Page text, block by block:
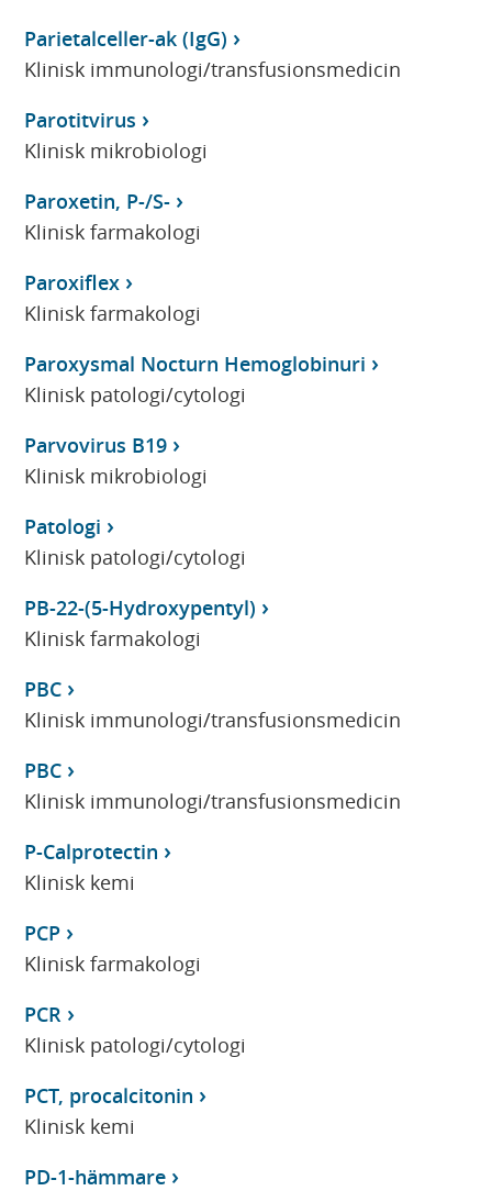
Parietalceller-ak (IgG)
Klinisk immunologi/transfusionsmedicin
Parotitvirus
Klinisk mikrobiologi
Paroxetin, P-/S-
Klinisk farmakologi
Paroxiflex
Klinisk farmakologi
Paroxysmal Nocturn Hemoglobinuri
Klinisk patologi/cytologi
Parvovirus B19
Klinisk mikrobiologi
Patologi
Klinisk patologi/cytologi
PB-22-(5-Hydroxypentyl)
Klinisk farmakologi
PBC
Klinisk immunologi/transfusionsmedicin
PBC
Klinisk immunologi/transfusionsmedicin
P-Calprotectin
Klinisk kemi
PCP
Klinisk farmakologi
PCR
Klinisk patologi/cytologi
PCT, procalcitonin
Klinisk kemi
PD-1-hämmare